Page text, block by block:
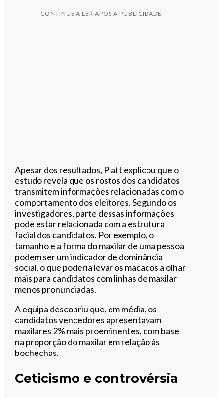
CONTINUE A LER APÓS A PUBLICIDADE
Apesar dos resultados, Platt explicou que o
estudo revela que os rostos dos candidatos
transmitem informações relacionadas com o
comportamento dos eleitores. Segundo os
investigadores, parte dessas informações
pode estar relacionada com a estrutura
facial dos candidatos. Por exemplo, o
tamanho e a forma do maxilar de uma pessoa
podem ser um indicador de dominância
social, o que poderia levar os macacos a olhar
mais para candidatos com linhas de maxilar
menos pronunciadas.
A equipa descobriu que, em média, os
candidatos vencedores apresentavam
maxilares 2% mais proeminentes, com base
na proporção do maxilar em relação às
bochechas.
Ceticismo e controvérsia